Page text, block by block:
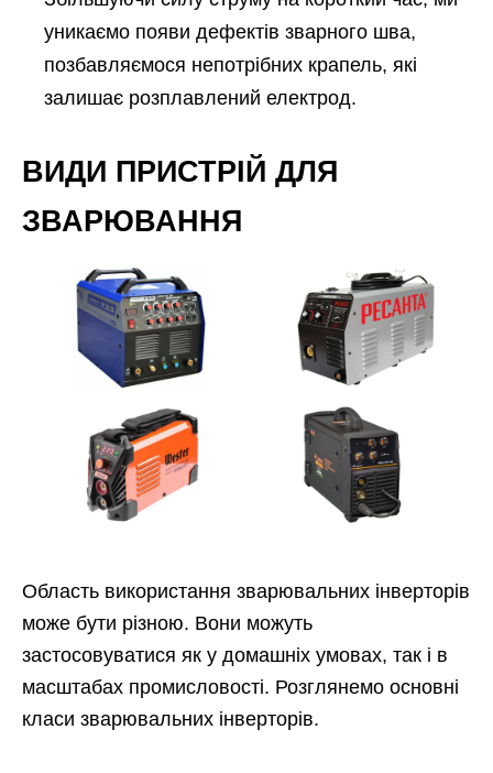
уникаємо появи дефектів зварного шва,
позбавляємося непотрібних крапель, які
залишає розплавлений електрод.
ВИДИ ПРИСТРІЙ ДЛЯ
ЗВАРЮВАННЯ
Область використання зварювальних інверторів
може бути різною. Вони можуть
застосовуватися як у домашніх умовах, так і в
масштабах промисловості. Розглянемо основні
класи зварювальних інверторів.